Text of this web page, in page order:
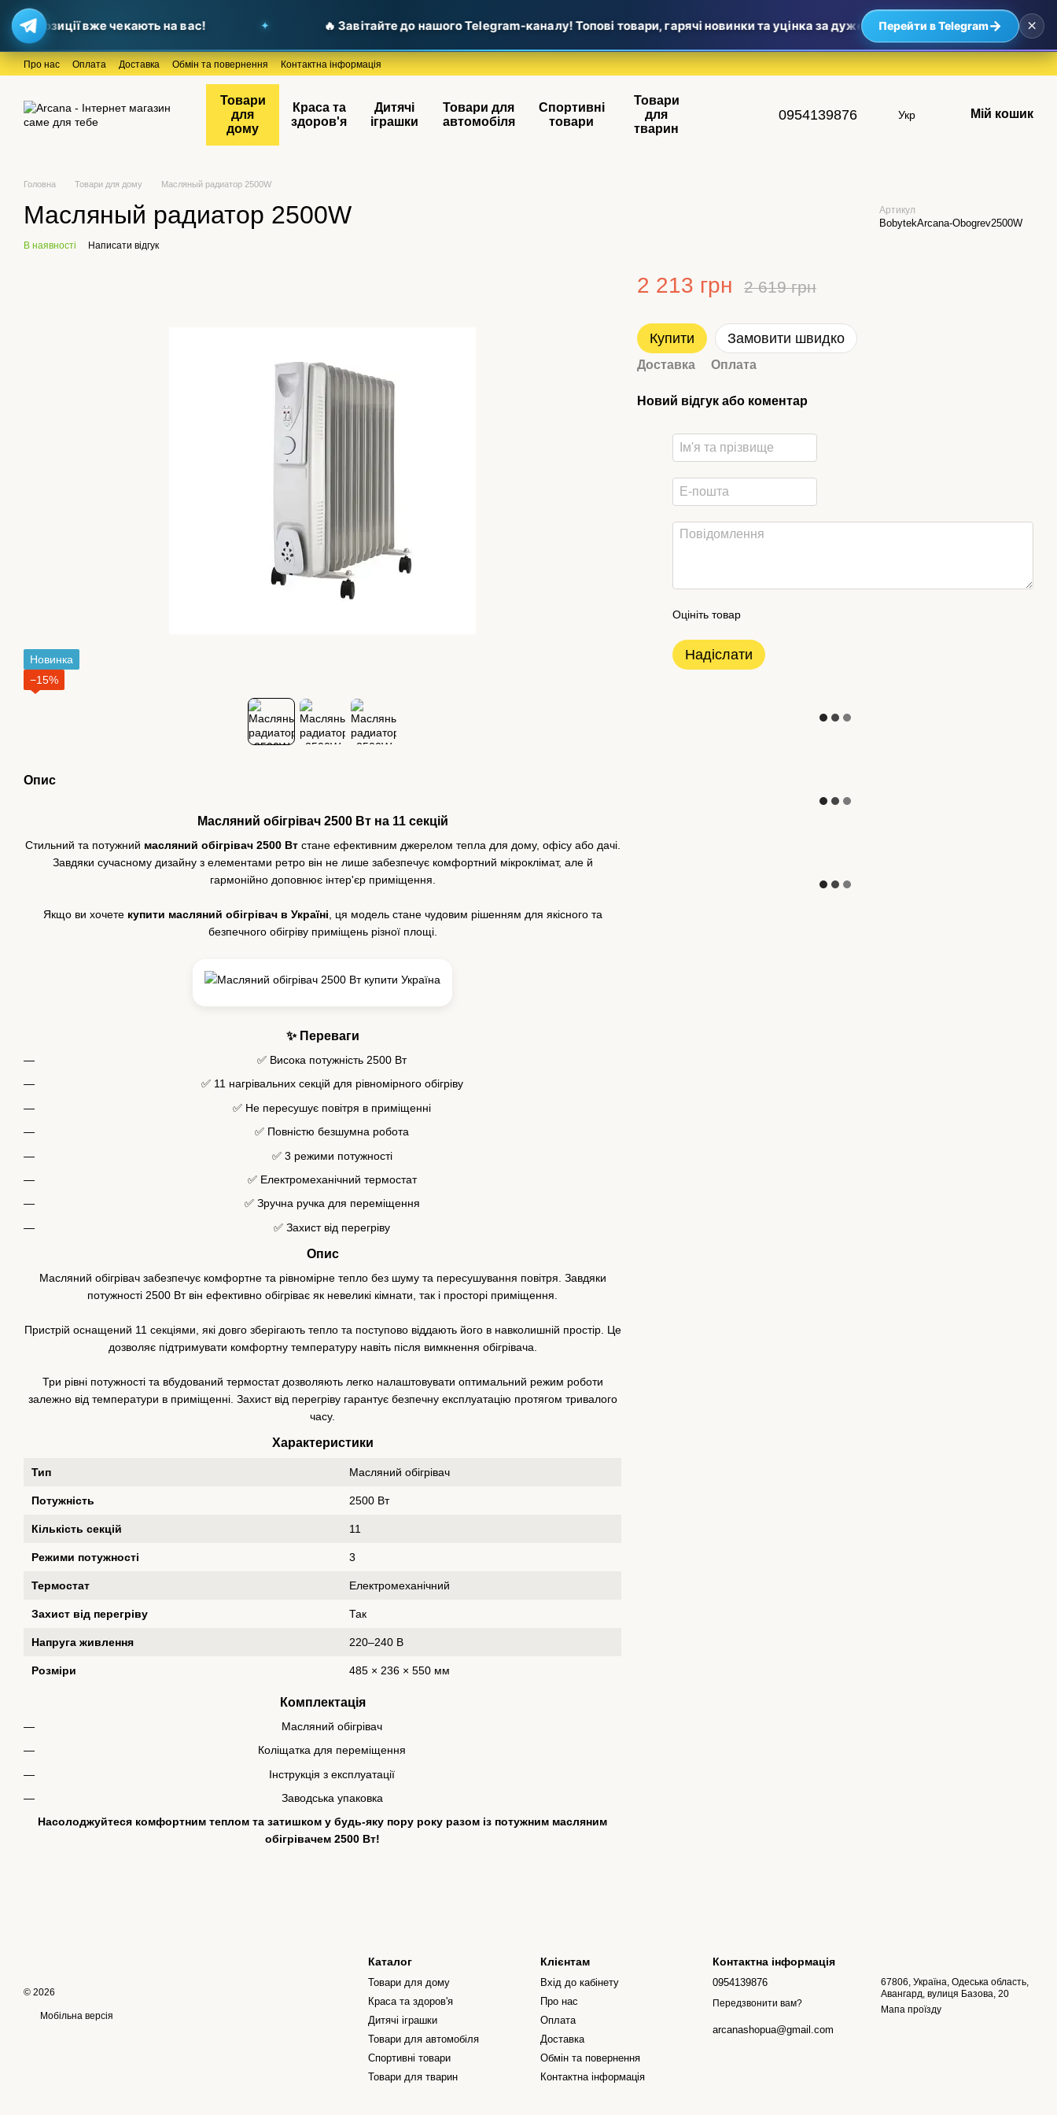
вже чекають на вас! 🔥 Завітайте до нашого Telegram-каналу! Топові товари, гарячі новинки та уцінка за дуже приємними цінами —
Перейти в Telegram→ ×
Перейти до основного контенту
Про нас Оплата Доставка Обмін та повернення Контактна інформація
Товари
для
дому
Краса та
здоров'я
Дитячі
іграшки
Товари для
автомобіля
Спортивні
товари
Товари
для
тварин
0954139876 Укр Мій кошик
Головна Товари для дому Масляный радиатор 2500W
Масляный радиатор 2500W Артикул
BobytekArcana-Obogrev2500W
В наявності Написати відгук
Новинка
−15%
Опис
Масляний обігрівач 2500 Вт на 11 секцій
Стильний та потужний масляний обігрівач 2500 Втстане ефективним джерелом тепла для дому, офісу або дачі.
Завдяки сучасному дизайну з елементами ретро він не лише забезпечує комфортний мікроклімат, але й
гармонійно доповнює інтер'єр приміщення.
Якщо ви хочете купити масляний обігрівач в Україні, ця модель стане чудовим рішенням для якісного та
безпечного обігріву приміщень різної площі.
✨ Переваги
✅ Висока потужність 2500 Вт
✅ 11 нагрівальних секцій для рівномірного обігріву
✅ Не пересушує повітря в приміщенні
✅ Повністю безшумна робота
✅ 3 режими потужності
✅ Електромеханічний термостат
✅ Зручна ручка для переміщення
✅ Захист від перегріву
Опис
Масляний обігрівач забезпечує комфортне та рівномірне тепло без шуму та пересушування повітря. Завдяки
потужності 2500 Вт він ефективно обігріває як невеликі кімнати, так і просторі приміщення.
Пристрій оснащений 11 секціями, які довго зберігають тепло та поступово віддають його в навколишній простір. Це
дозволяє підтримувати комфортну температуру навіть після вимкнення обігрівача.
Три рівні потужності та вбудований термостат дозволяють легко налаштовувати оптимальний режим роботи
залежно від температури в приміщенні. Захист від перегріву гарантує безпечну експлуатацію протягом тривалого
часу.
Характеристики
Тип Масляний обігрівач
Потужність 2500 Вт
Кількість секцій 11
Режими потужності 3
Термостат Електромеханічний
Захист від перегріву Так
Напруга живлення 220–240 В
Розміри 485 × 236 × 550 мм
Комплектація
Масляний обігрівач
Коліщатка для переміщення
Інструкція з експлуатації
Заводська упаковка
Насолоджуйтеся комфортним теплом та затишком у будь-яку пору року разом із потужним масляним
обігрівачем 2500 Вт!
2 213 грн 2 619 грн
Купити Замовити швидко
Доставка Оплата
Новий відгук або коментар
Оцініть товар
Надіслати
© 2026
Мобільна версія
Каталог
Товари для дому
Краса та здоров'я
Дитячі іграшки
Товари для автомобіля
Спортивні товари
Товари для тварин
Клієнтам
Вхід до кабінету
Про нас
Оплата
Доставка
Обмін та повернення
Контактна інформація
Контактна інформація
0954139876
Передзвонити вам?
arcanashopua@gmail.com
67806, Україна, Одеська область,
Авангард, вулиця Базова, 20
Мапа проїзду